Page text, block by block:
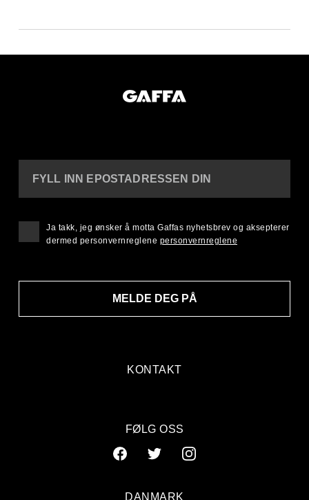
KONTAKT
FYLL INN EPOSTADRESSEN DIN
MELDE DEG PÅ
Ja takk, jeg ønsker å motta Gaffas nyhetsbrev og aksepterer
dermed personvernreglene personvernreglene
FØLG OSS
DANMARK